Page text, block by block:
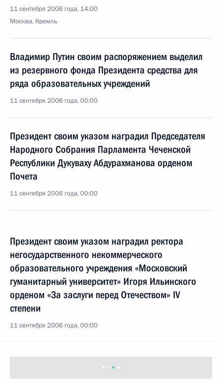
11 сентября 2006 года, 14:00
Москва, Кремль
Владимир Путин своим распоряжением выделил
из резервного фонда Президента средства для
ряда образовательных учреждений
11 сентября 2006 года, 00:00
Президент своим указом наградил Председателя
Народного Собрания Парламента Чеченской
Республики Дукуваху Абдурахманова орденом
Почета
11 сентября 2006 года, 00:00
Президент своим указом наградил ректора
негосударственного некоммерческого
образовательного учреждения «Московский
гуманитарный университет» Игоря Ильинского
орденом «За заслуги перед Отечеством» IV
степени
11 сентября 2006 года, 00:00